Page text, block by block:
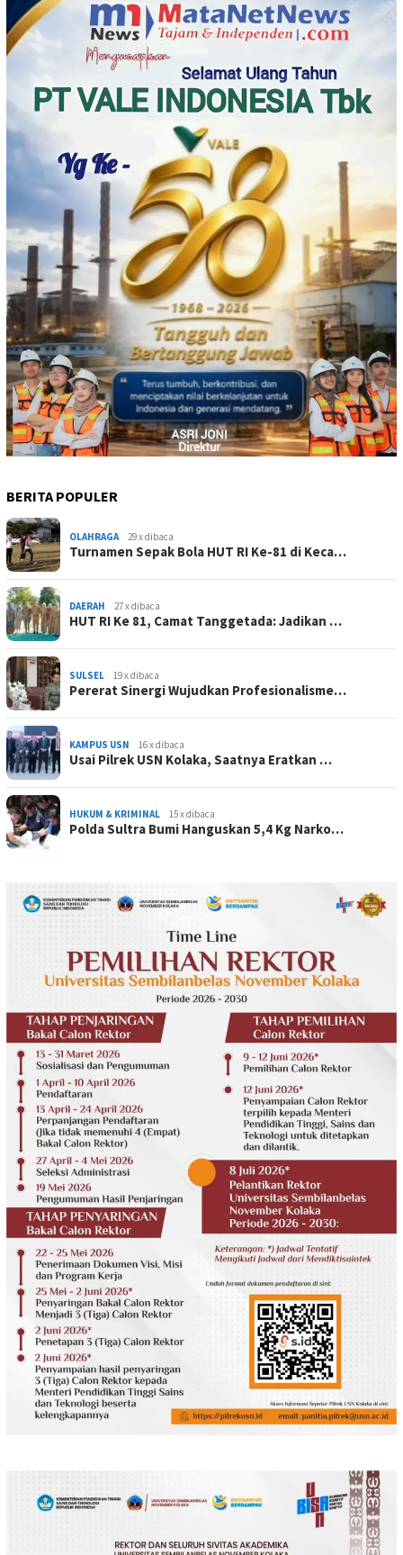
BERITA POPULER
OLAHRAGA 29 x dibaca
Turnamen Sepak Bola HUT RI Ke-81 di Keca…
DAERAH 27 x dibaca
HUT RI Ke 81, Camat Tanggetada: Jadikan …
SULSEL 19 x dibaca
Pererat Sinergi Wujudkan Profesionalisme…
KAMPUS USN 16 x dibaca
Usai Pilrek USN Kolaka, Saatnya Eratkan …
HUKUM & KRIMINAL 15 x dibaca
Polda Sultra Bumi Hanguskan 5,4 Kg Narko…